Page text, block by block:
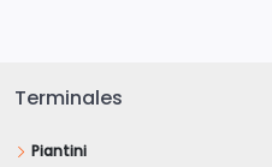
Terminales
Piantini